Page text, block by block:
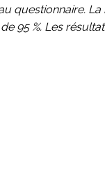
questionnaire.
95 %. Les